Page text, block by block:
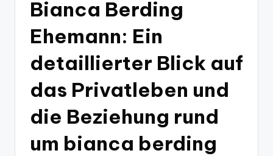
Bianca Berding
Ehemann: Ein
detaillierter Blick auf
das Privatleben und
die Beziehung rund
um bianca berding